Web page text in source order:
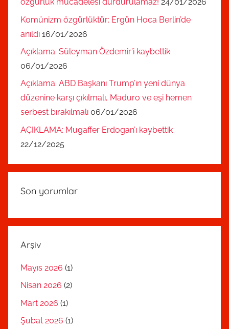
Komünizm özgürlüktür: Ergün Hoca Berlin’de
anıldı 16/01/2026
Açıklama: Süleyman Özdemir’i kaybettik
06/01/2026
Açıklama: ABD Başkanı Trump’ın yeni dünya
düzenine karşı çıkılmalı, Maduro ve eşi hemen
serbest bırakılmalı 06/01/2026
AÇIKLAMA: Mugaffer Erdogan’ı kaybettik
22/12/2025
Son yorumlar
Arşiv
Mayıs 2026 (1)
Nisan 2026 (2)
Mart 2026 (1)
Şubat 2026 (1)